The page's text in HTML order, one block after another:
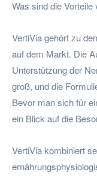
Was sind die Vorteile
VertiVia gehört zu
auf dem Markt. Die
Unterstützung der
groß, und die
Bevor man sich für
ein Blick auf die
VertiVia kombiniert